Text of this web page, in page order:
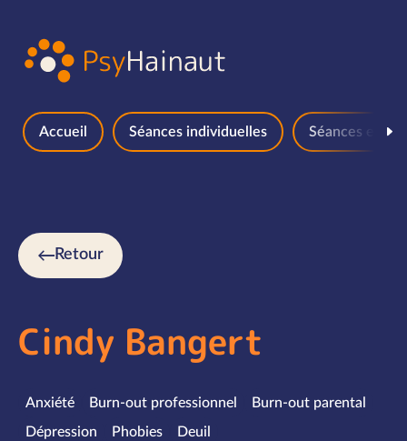
Accueil Séances individuelles Séances en
Retour
Cindy Bangert
Spécialités
Anxiété Burn-out professionnel
Burn-out parental
Dépression
Phobies
Deuil